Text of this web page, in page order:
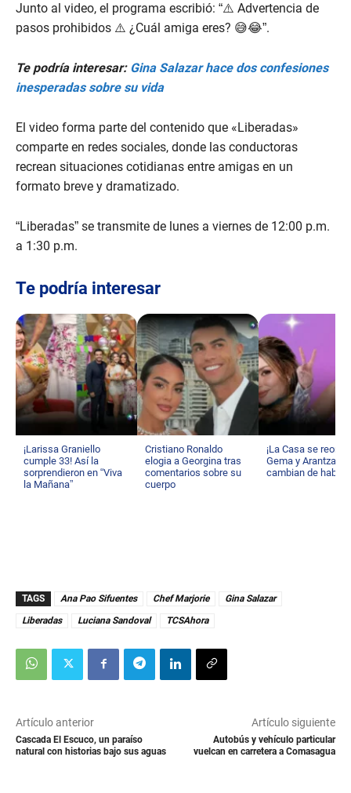
Junto al video, el programa escribió: “⚠️ Advertencia de
pasos prohibidos ⚠️ ¿Cuál amiga eres? 😅😂”.
Te podría interesar: Gina Salazar hace dos confesiones
inesperadas sobre su vida
El video forma parte del contenido que «Liberadas»
comparte en redes sociales, donde las conductoras
recrean situaciones cotidianas entre amigas en un
formato breve y dramatizado.
“Liberadas” se transmite de lunes a viernes de 12:00 p.m.
a 1:30 p.m.
Te podría interesar
¡Larissa Graniello
cumple 33! Así la
sorprendieron en “Viva
la Mañana”
Cristiano Ronaldo
elogia a Georgina tras
comentarios sobre su
cuerpo
¡La Casa se
Gema y Arantza
cambian de
TAGS Ana Pao Sifuentes Chef Marjorie
Gina Salazar
Liberadas
Luciana Sandoval TCSAhora
Artículo anterior
Cascada El Escuco, un paraíso
natural con historias bajo sus aguas
Artículo siguiente
Autobús y vehículo particular
vuelcan en carretera a Comasagua